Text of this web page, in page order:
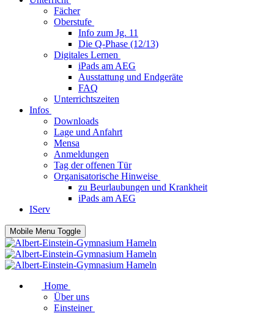
Fächer
Oberstufe
Info zum Jg. 11
Die Q-Phase (12/13)
Digitales Lernen
iPads am AEG
Ausstattung und Endgeräte
FAQ
Unterrichtszeiten
Infos
Downloads
Lage und Anfahrt
Mensa
Anmeldungen
Tag der offenen Tür
Organisatorische Hinweise
zu Beurlaubungen und Krankheit
iPads am AEG
IServ
Mobile Menu Toggle
Home
Über uns
Einsteiner